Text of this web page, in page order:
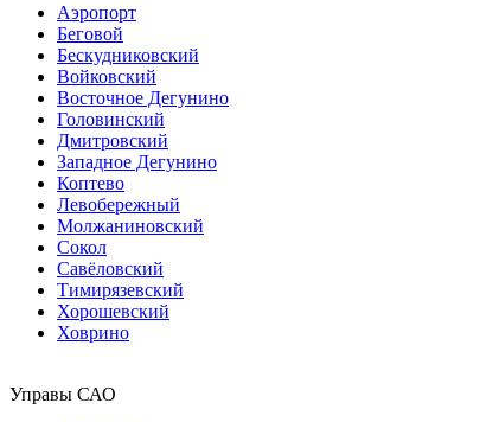
Аэропорт
Беговой
Бескудниковский
Войковский
Восточное Дегунино
Головинский
Дмитровский
Западное Дегунино
Коптево
Левобережный
Молжаниновский
Сокол
Савёловский
Тимирязевский
Хорошевский
Ховрино
Управы САО